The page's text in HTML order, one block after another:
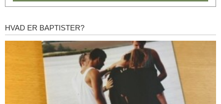
Hvad
HVAD ER BAPTISTER?